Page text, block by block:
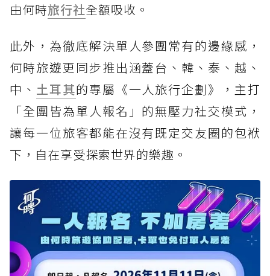
由何時旅行社全額吸收。
此外，為徹底解決單人參團常有的邊緣感，
何時旅遊更同步推出涵蓋台、韓、泰、越、
中、 土耳其的專屬《一人旅行企劃》，主打
「全團皆為單人報名」的無壓力社交模式，
讓每一位旅客都能在沒有既定交友圈的包袱
下，自在享受探索世界的樂趣。